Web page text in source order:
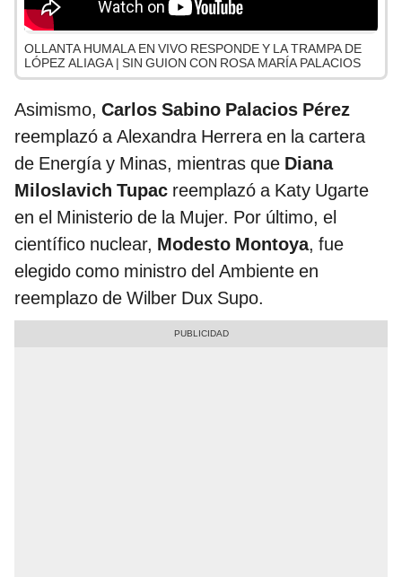
OLLANTA HUMALA EN VIVO RESPONDE Y LA TRAMPA DE
LÓPEZ ALIAGA | SIN GUION CON ROSA MARÍA PALACIOS
Asimismo, Carlos Sabino Palacios Pérez
reemplazó a Alexandra Herrera en la cartera
de Energía y Minas, mientras que Diana
Miloslavich Tupac reemplazó a Katy Ugarte
en el Ministerio de la Mujer. Por último, el
científico nuclear, Modesto Montoya, fue
elegido como ministro del Ambiente en
reemplazo de Wilber Dux Supo.